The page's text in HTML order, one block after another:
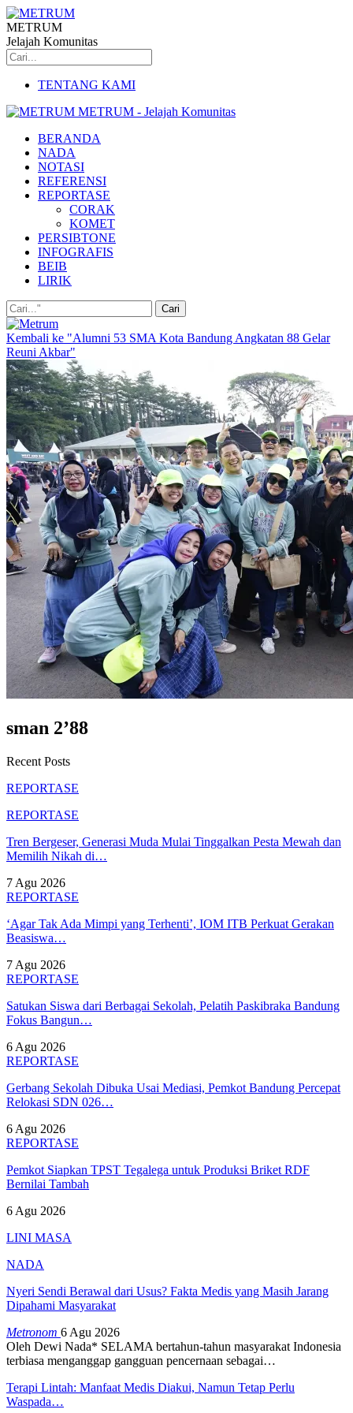
METRUM
Jelajah Komunitas
TENTANG KAMI
METRUM - Jelajah Komunitas
BERANDA
NADA
NOTASI
REFERENSI
REPORTASE
CORAK
KOMET
PERSIBTONE
INFOGRAFIS
BEIB
LIRIK
Kembali ke "Alumni 53 SMA Kota Bandung Angkatan 88 Gelar
Reuni Akbar"
sman 2’88
Recent Posts
REPORTASE
REPORTASE
Tren Bergeser, Generasi Muda Mulai Tinggalkan Pesta Mewah dan
Memilih Nikah di…
7 Agu 2026
REPORTASE
‘Agar Tak Ada Mimpi yang Terhenti’, IOM ITB Perkuat Gerakan
Beasiswa…
7 Agu 2026
REPORTASE
Satukan Siswa dari Berbagai Sekolah, Pelatih Paskibraka Bandung
Fokus Bangun…
6 Agu 2026
REPORTASE
Gerbang Sekolah Dibuka Usai Mediasi, Pemkot Bandung Percepat
Relokasi SDN 026…
6 Agu 2026
REPORTASE
Pemkot Siapkan TPST Tegalega untuk Produksi Briket RDF
Bernilai Tambah
6 Agu 2026
LINI MASA
NADA
Nyeri Sendi Berawal dari Usus? Fakta Medis yang Masih Jarang
Dipahami Masyarakat
Metronom 6 Agu 2026
Oleh Dewi Nada* SELAMA bertahun-tahun masyarakat Indonesia
terbiasa menganggap gangguan pencernaan sebagai…
Terapi Lintah: Manfaat Medis Diakui, Namun Tetap Perlu
Waspada…